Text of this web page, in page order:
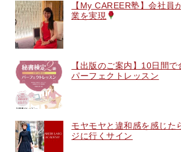
【My CAREER塾】会社員
業を実現
【出版のご案内】10日間
パーフェクトレッスン
モヤモヤと違和感を感じた
ジに行くサイン